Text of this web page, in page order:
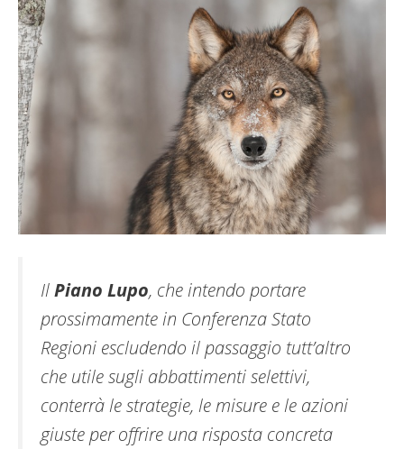
IlPiano Lupo, che intendo portare
prossimamente in Conferenza Stato
Regioni escludendo il passaggio tutt’altro
che utile sugli abbattimenti selettivi,
conterrà le strategie, le misure e le azioni
giuste per offrire una risposta concreta